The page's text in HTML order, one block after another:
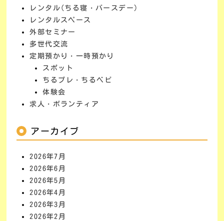
レンタル(ちる寝・バースデー)
レンタルスペース
外部セミナー
多世代交流
定期預かり・一時預かり
スポット
ちるプレ・ちるベビ
体験会
求人・ボランティア
アーカイブ
2026年7月
2026年6月
2026年5月
2026年4月
2026年3月
2026年2月